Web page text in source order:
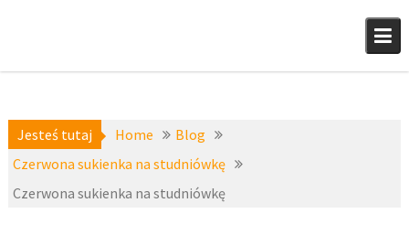
Jesteś tutaj Home
Blog
Czerwona sukienka na studniówkę
Czerwona sukienka na studniówkę